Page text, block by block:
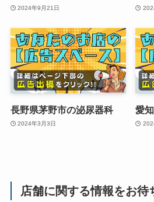
2024年9月21日
長野県茅野市の泌尿器科
2024年3月3日
愛
店舗に関する情報をお待